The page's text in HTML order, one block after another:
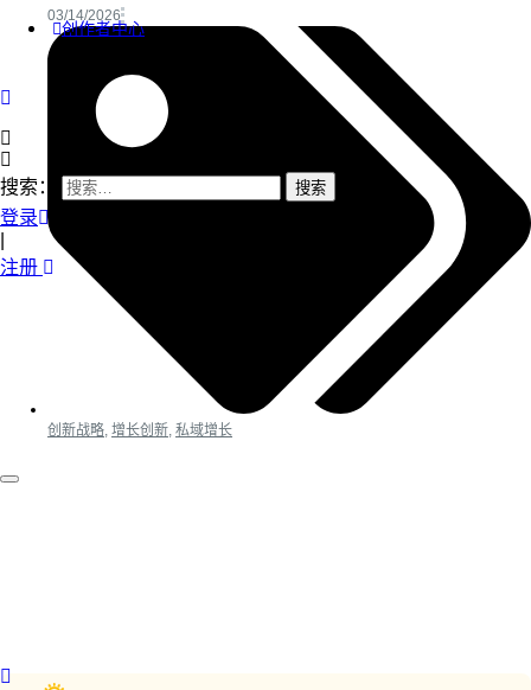
创作者中心
搜索：
登录
注册
03/14/2026
创新战略 增长创新 私域增长